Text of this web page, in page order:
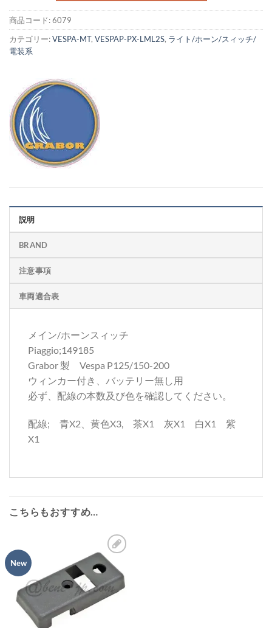
商品コード:6079
カテゴリー:VESPA-MT, VESPAP-PX-LML2S, ライト/ホーン/スィッチ/
電装系
説明
BRAND
注意事項
車両適合表
メイン/ホーンスィッチ
Piaggio;149185
Grabor 製 Vespa P125/150-200
ウィンカー付き、バッテリー無し用
必ず、配線の本数及び色を確認してください。
配線; 青X2、黄色X3, 茶X1 灰X1 白X1 紫
X1
こちらもおすすめ…
New
お
気
に